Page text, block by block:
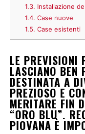
1.3. Installazione
1.4. Case nuove
1.5. Case esistenti
LE PREVISIONI
LASCIANO BEN
DESTINATA A
PREZIOSO E
MERITARE FIN
“ORO BLU”.
PIOVANA È